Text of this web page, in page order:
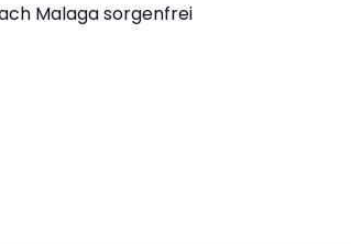
Malaga sorgenfrei